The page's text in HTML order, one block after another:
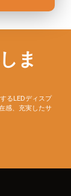
ま
るLEDディスプ
感、充実したサ